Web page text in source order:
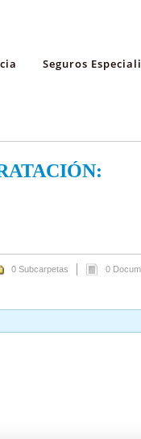
Seguros
0 Subcarpetas 0